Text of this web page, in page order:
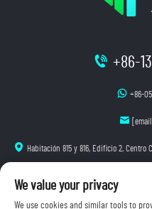
+86-
+86-
Habitación 815 y 816, Edificio 2, Centro
We value your privacy
We use cookies and similar tools to